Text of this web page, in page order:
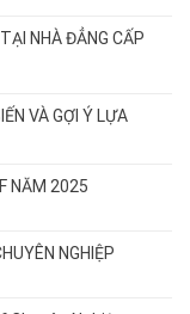
NHÀ ĐẲNG CẤP
VÀ GỢI Ý LỰA
NĂM 2025
NGHIỆP